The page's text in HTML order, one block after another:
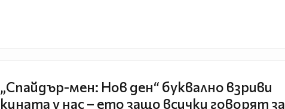
„Спайдър-мен: Нов ден“ буквално взриви
кината у нас – ето защо всички говорят за